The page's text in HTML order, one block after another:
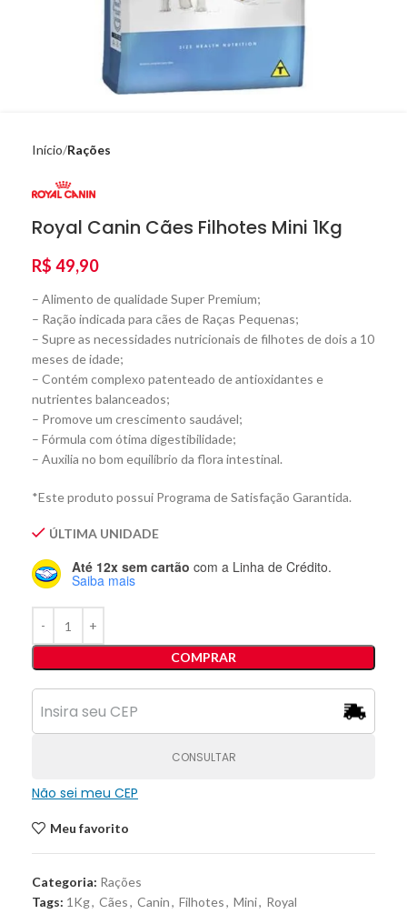
Início Rações
Royal Canin Cães Filhotes Mini 1Kg
R$ 49,90
– Alimento de qualidade Super Premium;
– Ração indicada para cães de Raças Pequenas;
– Supre as necessidades nutricionais de filhotes de dois a 10
meses de idade;
– Contém complexo patenteado de antioxidantes e
nutrientes balanceados;
– Promove um crescimento saudável;
– Fórmula com ótima digestibilidade;
– Auxilia no bom equilíbrio da flora intestinal.
*Este produto possui Programa de Satisfação Garantida.
ÚLTIMA UNIDADE
Até 12x sem cartão com a Linha de Crédito.
Saiba mais
COMPRAR
CONSULTAR
Não sei meu CEP
Meu favorito
Categoria: Rações
Tags: 1Kg, Cães, Canin, Filhotes, Mini, Royal